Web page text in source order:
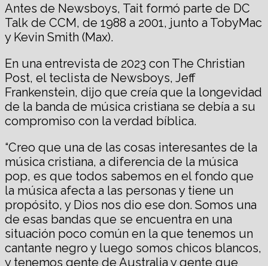
Antes de Newsboys, Tait formó parte de DC
Talk de CCM, de 1988 a 2001, junto a TobyMac
y Kevin Smith (Max).
En una entrevista de 2023 con The Christian
Post, el teclista de Newsboys, Jeff
Frankenstein, dijo que creía que la longevidad
de la banda de música cristiana se debía a su
compromiso con la verdad bíblica.
“Creo que una de las cosas interesantes de la
música cristiana, a diferencia de la música
pop, es que todos sabemos en el fondo que
la música afecta a las personas y tiene un
propósito, y Dios nos dio ese don. Somos una
de esas bandas que se encuentra en una
situación poco común en la que tenemos un
cantante negro y luego somos chicos blancos,
y tenemos gente de Australia y gente que